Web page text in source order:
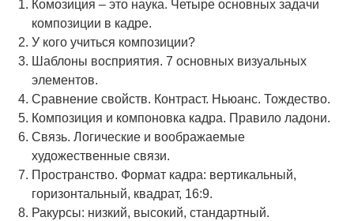
Комозиция – это наука. Четыре основных задачи
композиции в кадре.
У кого учиться композиции?
Шаблоны восприятия. 7 основных визуальных
элементов.
Сравнение свойств. Контраст. Ньюанс. Тождество.
Композиция и компоновка кадра. Правило ладони.
Связь. Логические и воображаемые
художественные связи.
Пространство. Формат кадра: вертикальный,
горизонтальный, квадрат, 16:9.
Ракурсы: низкий, высокий, стандартный.